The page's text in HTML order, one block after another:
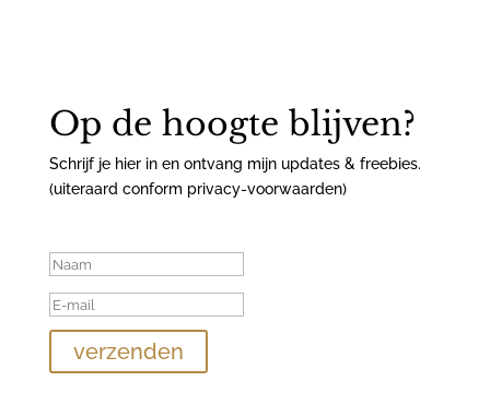
Op de hoogte blijven?
Schrijf je hier in en ontvang mijn updates & freebies.
(uiteraard conform privacy-voorwaarden)
verzenden